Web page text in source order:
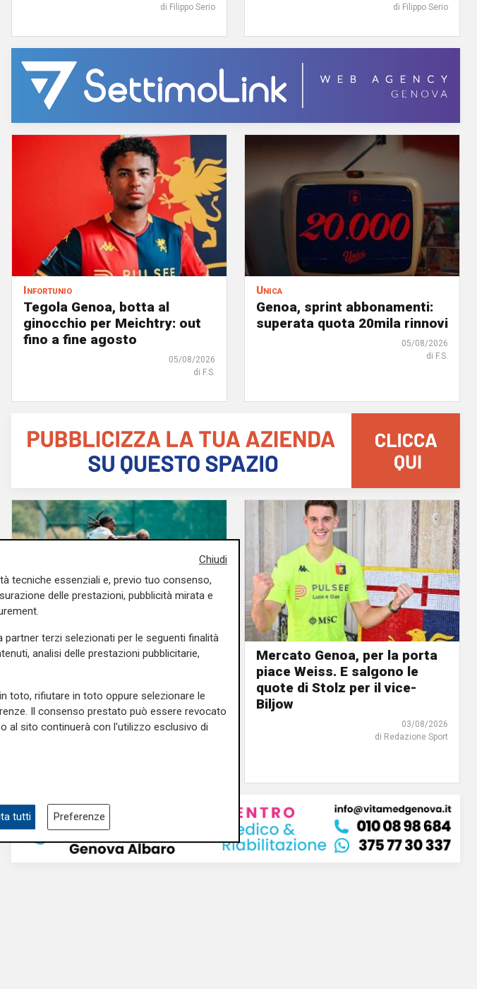
di Filippo Serio
di Filippo Serio
Infortunio
Tegola Genoa, botta al
ginocchio per Meichtry: out
fino a fine agosto
05/08/2026
di F.S.
Unica
Genoa, sprint abbonamenti:
superata quota 20mila rinnovi
05/08/2026
di F.S.
Test in Inghilterra
inglese con una sconfitta: il
Bournemouth domina e vince
10-1
Mercato Genoa, per la porta
piace Weiss. E salgono le
quote di Stolz per il vice-
Biljow
03/08/2026
di Redazione Sport
Chiudi
tecniche essenziali e, previo tuo consenso,
delle prestazioni, pubblicità mirata e
terzi selezionati per le seguenti finalità
analisi delle prestazioni pubblicitarie,
toto, rifiutare in toto oppure selezionare le
Il consenso prestato può essere revocato
al sito continuerà con l'utilizzo esclusivo di
tutti Preferenze